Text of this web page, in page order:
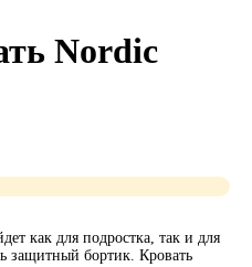
Nordic
как для подростка, так и для
защитный бортик. Кровать